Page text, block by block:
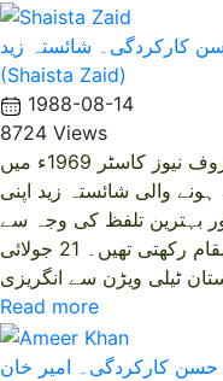
کارکردگی۔ شائستہ زید
(Shaista Zaid)
1988-08-14
8724 Views
شائستہ زید پاکستان ٹیلی وژن کی معروف نیوز کاسٹر 1969ء میں
والی شائستہ زید اپنی
بہترین تلفظ کی وجہ سے
انگریزی خبریں پڑھنے میں خصوصی مقام رکھتی تھیں۔ 21 جولائی
Read more
حسن کارکردگی۔ امیر خان